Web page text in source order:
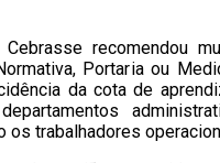
recomendou
Portaria ou
da cota de
os trabalhadores